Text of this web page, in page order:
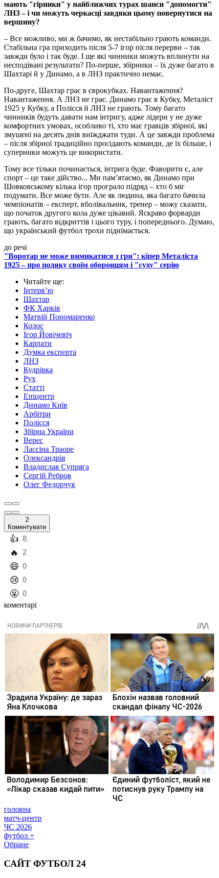
мають "гірники" у найближчих турах шанси "допомогти"
ЛНЗ – і чи можуть черкасці завдяки цьому повернутися на
вершину?
– Все можливо, ми ж бачимо, як нестабільно грають команди.
Стабільна гра приходить після 5-7 ігор після перерви – так
завжди було і так буде. І ще які чинники можуть вплинути на
несподівані результати? По-перше, збірники – їх дуже багато в
Шахтарі й у Динамо, а в ЛНЗ практично немає.
По-друге, Шахтар грає в єврокубках. Навантаження?
Навантаження. А ЛНЗ не грає. Динамо грає в Кубку, Металіст
1925 у Кубку, а Полісся й ЛНЗ не грають. Тому багато
чинників будуть давати нам інтригу, адже лідери у не дуже
комфортних умовах, особливо ті, хто має гравців збірної, які
змушені на десять днів виїжджати туди. А це завжди проблема
– після збірної традиційно просідають команди, де їх більше, і
суперники можуть це використати.
Тому все тільки починається, інтрига буде. Фаворити є, але
спорт – це таке дійство... Ми пам’ятаємо, як Динамо при
Шовковському кілька ігор програло підряд – хто б міг
подумати. Все може бути. Але як людина, яка багато бачила
чемпіонатів – експерт, вболівальник, тренер – можу сказати,
що початок другого кола дуже цікавий. Яскраво форварди
грають, багато відкриттів і цього туру, і попереднього. Думаю,
що український футбол трохи піднімається.
до речі
"Воротар не може вимикатися з гри": кіпер Металіста
1925 – про подяку своїм оборонцям і "суху" серію
Читайте ще:
Інтерв’ю
Шахтар
ФК Харків
Матвій Пономаренко
Колос
Ігор Йовічевіч
Карпати
Думка експерта
ЛНЗ
Кудрівка
Рух
Статті
Епіцентр
Динамо Київ
Арбітри
Полісся
Збірна України
Верес
Лассіна Траоре
Олександрія
Владислав Супряга
Сергій Ребров
Олег Федорчук
2
Коментувати
️👍 8
️🔥 2
️😄 0
️😢 0
️🤬 0
коментарі
головна
матч-центр
ЧС 2026
футбол +
Обране
САЙТ ФУТБОЛ 24